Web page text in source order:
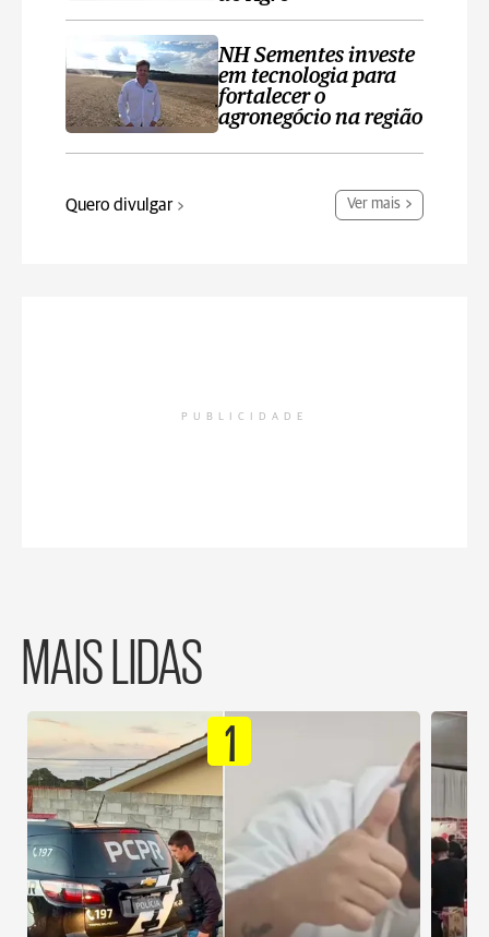
NH Sementes investe
em tecnologia para
fortalecer o
agronegócio na região
Quero divulgar Ver mais
PUBLICIDADE
MAIS LIDAS
1